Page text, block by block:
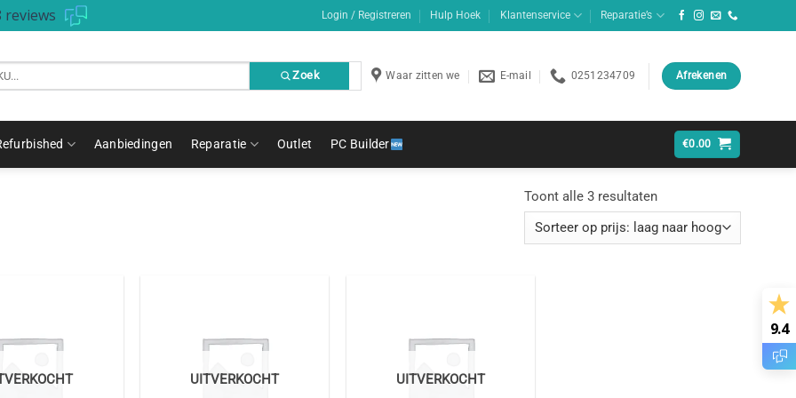
9.4
reviews Login / Registreren Hulp Hoek Klantenservice Reparatie’s
Zoek Waar zitten we E-mail 0251234709 Afrekenen
Aanbiedingen Reparatie Outlet PC Builder €0.00
Toont alle 3 resultatenGesorteerd
op
prijs:
UITVERKOCHT UITVERKOCHT